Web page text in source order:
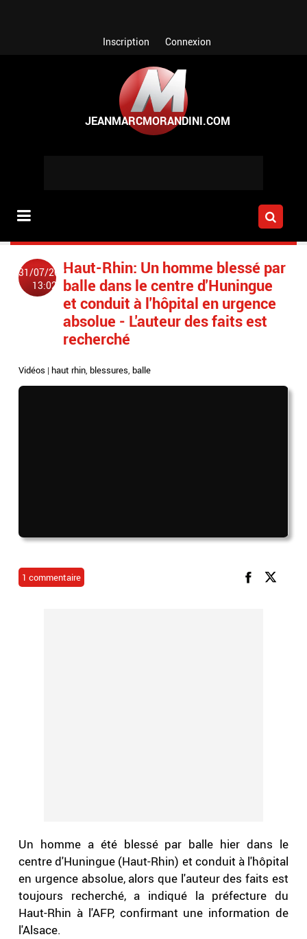
Inscription Connexion
31/07/2023
13:02
Haut-Rhin: Un homme blessé par
balle dans le centre d'Huningue
et conduit à l'hôpital en urgence
absolue - L'auteur des faits est
recherché
Vidéos |haut rhin,blessures,balle
1 commentaire
Un homme a été blessé par balle hier dans le
centre d'Huningue (Haut-Rhin) et conduit à l'hôpital
en urgence absolue, alors que l'auteur des faits est
toujours recherché, a indiqué la préfecture du
Haut-Rhin à l'AFP, confirmant une information de
l'Alsace.